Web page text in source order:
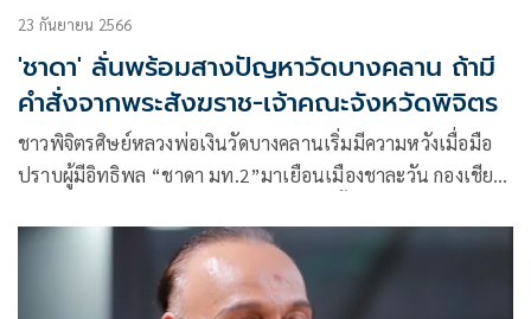
23 กันยายน 2566
'ชาดา' ลั่นพร้อมสางปัญหาวัดบางคลาน ถ้ามี
คำสั่งจากพระสังฆราช-เจ้าคณะจังหวัดพิจิตร
ชาวพิจิตรศิษย์หลวงพ่อเงินวัดบางคลานเริ่มมีความหวังเมื่อมือ
ปราบผู้มีอิทธิพล “ชาดา มท.2”มาเยือนเมืองชาละวัน กองเชียร์
พิจิตร และชาวบ้านนับพันคนแห่ต้อนรับ มท. 2 เผย